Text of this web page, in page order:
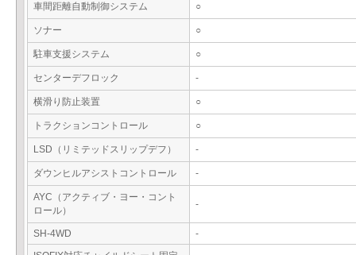
車間距離自動制御システム ○
ソナー ○
駐車支援システム ○
センターデフロック -
横滑り防止装置 ○
トラクションコントロール ○
LSD（リミテッドスリップデフ） -
ダウンヒルアシストコントロール -
AYC（アクティブ・ヨー・コント
ロール）
-
SH-4WD
-